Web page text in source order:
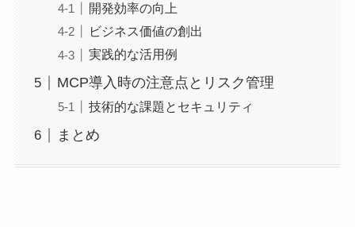
開発効率の向上
ビジネス価値の創出
実践的な活用例
MCP導入時の注意点とリスク管理
技術的な課題とセキュリティ
まとめ